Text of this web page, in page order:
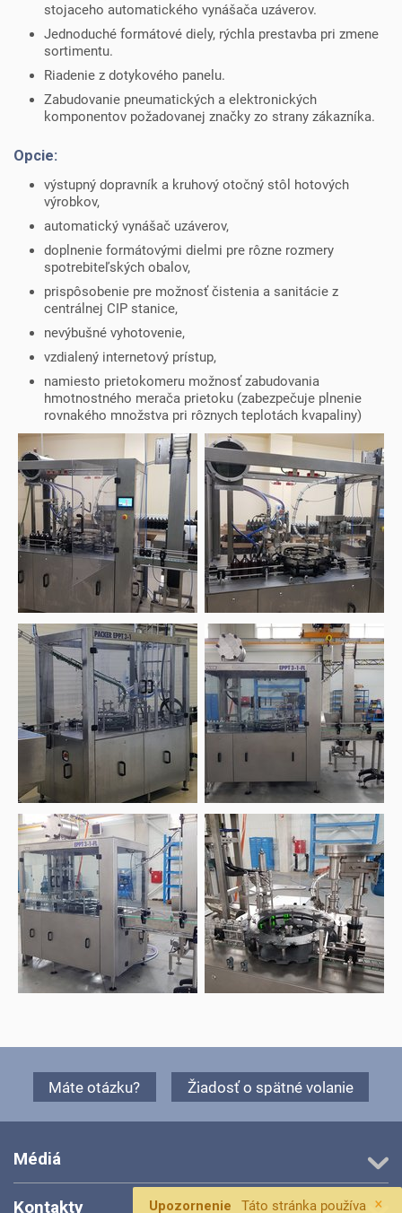
×
Upozornenie Táto stránka používa
stojaceho automatického vynášača uzáverov.
Jednoduché formátové diely, rýchla prestavba pri zmene
sortimentu.
Riadenie z dotykového panelu.
Zabudovanie pneumatických a elektronických
komponentov požadovanej značky zo strany zákazníka.
Opcie:
výstupný dopravník a kruhový otočný stôl hotových
výrobkov,
automatický vynášač uzáverov,
doplnenie formátovými dielmi pre rôzne rozmery
spotrebiteľských obalov,
prispôsobenie pre možnosť čistenia a sanitácie z
centrálnej CIP stanice,
nevýbušné vyhotovenie,
vzdialený internetový prístup,
namiesto prietokomeru možnosť zabudovania
hmotnostného merača prietoku (zabezpečuje plnenie
rovnakého množstva pri rôznych teplotách kvapaliny)
Máte otázku? Žiadosť o spätné volanie
Médiá
Kontakty